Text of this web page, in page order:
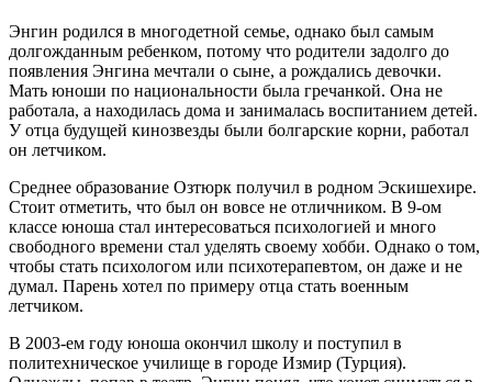
Энгин родился в многодетной семье, однако был самым
долгожданным ребенком, потому что родители задолго до
появления Энгина мечтали о сыне, а рождались девочки.
Мать юноши по национальности была гречанкой. Она не
работала, а находилась дома и занималась воспитанием детей.
У отца будущей кинозвезды были болгарские корни, работал
он летчиком.
Среднее образование Озтюрк получил в родном Эскишехире.
Стоит отметить, что был он вовсе не отличником. В 9-ом
классе юноша стал интересоваться психологией и много
свободного времени стал уделять своему хобби. Однако о том,
чтобы стать психологом или психотерапевтом, он даже и не
думал. Парень хотел по примеру отца стать военным
летчиком.
В 2003-ем году юноша окончил школу и поступил в
политехническое училище в городе Измир (Турция).